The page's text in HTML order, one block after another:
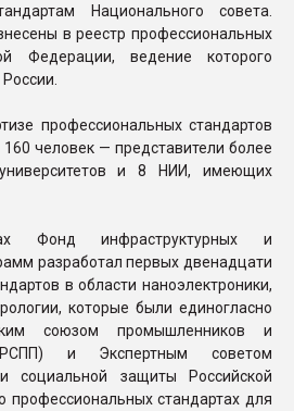
Национального совета.
в реестр профессиональных
Федерации, ведение которого
профессиональных стандартов
человек — представители более
и 8 НИИ, имеющих
Фонд инфраструктурных и
разработал первых двенадцати
в области наноэлектроники,
которые были единогласно
союзом промышленников и
и Экспертным советом
социальной защиты Российской
стандартах для